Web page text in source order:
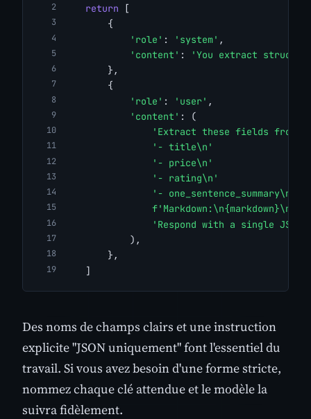
return [
        {
'role' : 'system' ,
'content' :
'You extract
        },
        {
'role' : 'user' ,
'content' : (
'Extract these fields from
'- title\n'
'- price\n'
'- rating\n'
'- one_sentence_summary\n\n'
f'Markdown:\n{markdown}\n\n'
'Respond with a single
            ),
        },
    ]
Des noms de champs clairs et une instruction
explicite "JSON uniquement" font l'essentiel du
travail. Si vous avez besoin d'une forme stricte,
nommez chaque clé attendue et le modèle la
suivra fidèlement.